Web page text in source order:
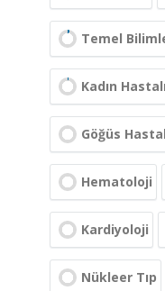
Temel
Kadın
Göğüs
Hematoloji
Kardiyoloji
Nükleer Tıp